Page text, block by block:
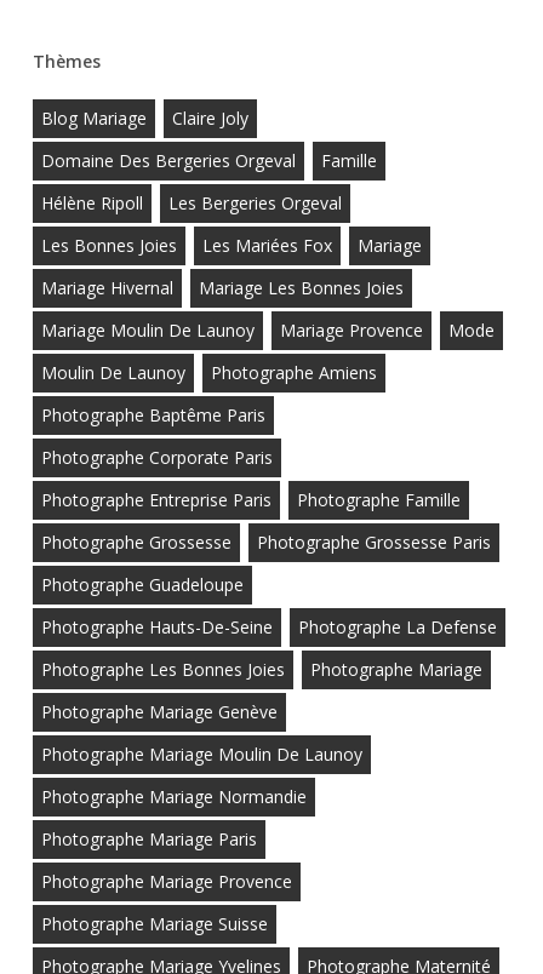
Thèmes
Blog Mariage
Claire Joly
Domaine Des Bergeries Orgeval
Famille
Hélène Ripoll
Les Bergeries Orgeval
Les Bonnes Joies
Les Mariées Fox
Mariage
Mariage Hivernal
Mariage Les Bonnes Joies
Mariage Moulin De Launoy
Mariage Provence
Mode
Moulin De Launoy
Photographe Amiens
Photographe Baptême Paris
Photographe Corporate Paris
Photographe Entreprise Paris
Photographe Famille
Photographe Grossesse
Photographe Grossesse Paris
Photographe Guadeloupe
Photographe Hauts-De-Seine
Photographe La Defense
Photographe Les Bonnes Joies
Photographe Mariage
Photographe Mariage Genève
Photographe Mariage Moulin De Launoy
Photographe Mariage Normandie
Photographe Mariage Paris
Photographe Mariage Provence
Photographe Mariage Suisse
Photographe Mariage Yvelines
Photographe Maternité